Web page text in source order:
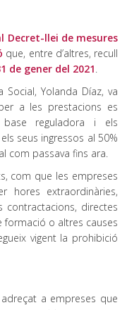
Decret-llei de mesures
que, entre d’altres, recull
de gener del 2021.
Yolanda Díaz, va
a les prestacions es
reguladora i els
seus ingressos al 50%
com passava fins ara.
com que les empreses
hores extraordinàries,
contractacions, directes
o altres causes
vigent la prohibició
adreçat a empreses que